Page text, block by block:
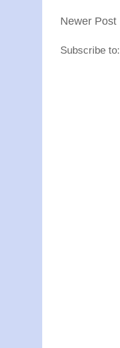
Newer Post
Subscribe to: